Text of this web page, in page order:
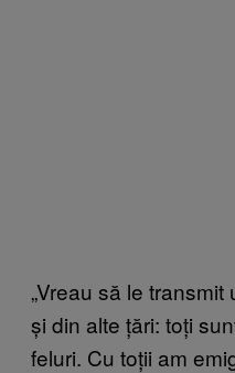
„Vreau să le
și din alte țări: toți
feluri. Cu toții am